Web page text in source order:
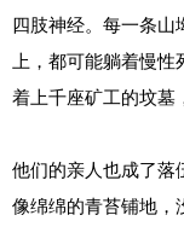
四肢神经。每一条山
上，都可能躺着慢
着上千座矿工的坟墓
他们的亲人也成了落
像绵绵的青苔铺地，